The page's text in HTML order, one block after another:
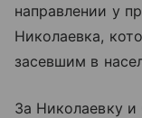
направлении у
Николаевка,
засевшим в
За Николаевку